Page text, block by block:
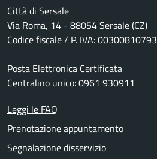
Città di Sersale
Via Roma, 14 - 88054 Sersale (CZ)
Codice fiscale / P. IVA: 00300810793
Posta Elettronica Certificata
Centralino unico: 0961 930911
Leggi le FAQ
Prenotazione appuntamento
Segnalazione disservizio